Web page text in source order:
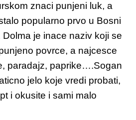
ss
e
n
g
er
ar
e
znaci punjeni luk, a
popularno prvo u Bosni
je inace naziv koji se
povrce, a najcesce
paradajz, paprike….Sogan
jelo koje vredi probati,
i okusite i sami malo